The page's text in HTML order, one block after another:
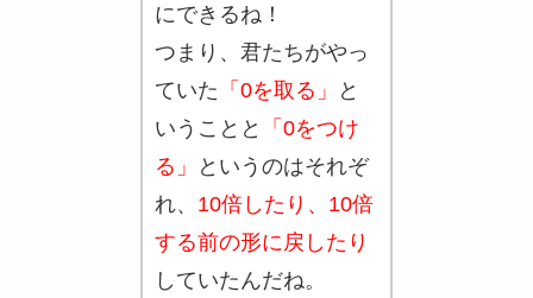
にできるね！
つまり、君たちがやっ
ていた 「0を取る」
と
いうことと
「0をつけ
る」
というのはそれぞ
れ、 10倍したり、10倍
する前の形に戻したり
していたんだね。